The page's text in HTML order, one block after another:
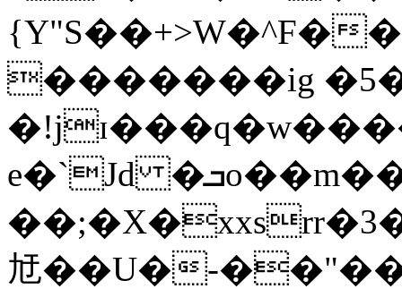
{Y"S��+>W�^F�
�������ig
e�`Jd �ܒo��m��1��d|
㝼��U�-